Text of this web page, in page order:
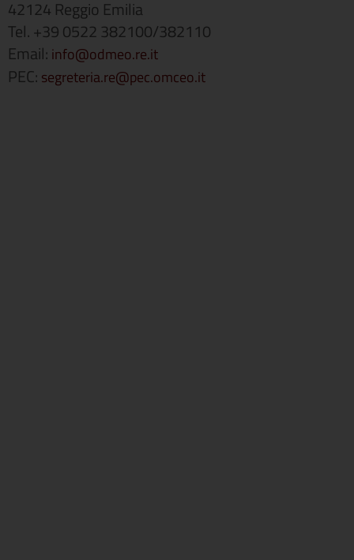
42124 Reggio Emilia
Tel. +39 0522 382100/382110
Email: info@odmeo.re.it
PEC: segreteria.re@pec.omceo.it